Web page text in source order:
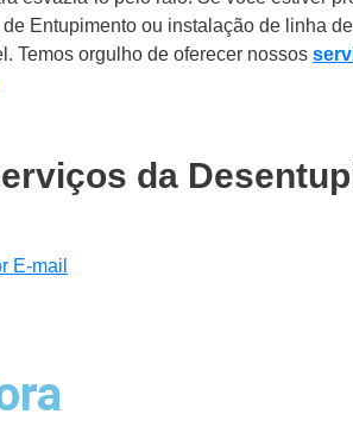
Entupimento ou instalação de linha
Temos orgulho de oferecer nossos
da
E-mail